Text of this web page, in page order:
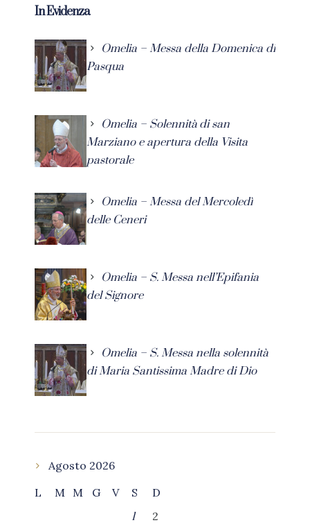
In Evidenza
Omelia – Messa della Domenica di
Pasqua
Omelia – Solennità di san
Marziano e apertura della Visita
pastorale
Omelia – Messa del Mercoledì
delle Ceneri
Omelia – S. Messa nell’Epifania
del Signore
Omelia – S. Messa nella solennità
di Maria Santissima Madre di Dio
Agosto 2026
L
M M G V S
D
1
2